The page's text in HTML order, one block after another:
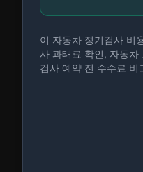
이 자동차 정기검사 비
사 과태료 확인, 자동
검사 예약 전 수수료 비